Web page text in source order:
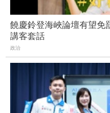
饒慶鈴登海峽論壇有望免
講客套話
政治